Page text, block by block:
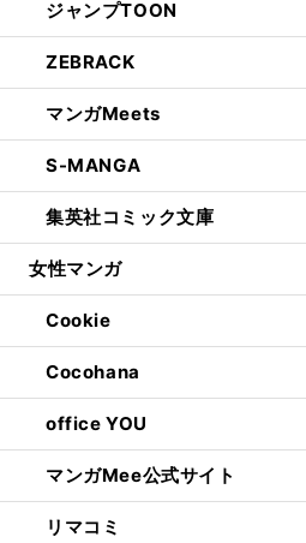
ジャンプTOON
ZEBRACK
マンガMeets
S-MANGA
集英社コミック文庫
女性マンガ
Cookie
Cocohana
office YOU
マンガMee公式サイト
リマコミ